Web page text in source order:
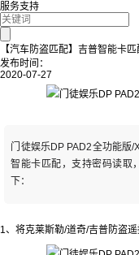
服务支持
【汽车防盗匹配】吉普智能卡
发布时间：
2020-07-27
门徒娱乐DP PAD2全功能版
智能卡匹配，支持密码读取
下：
1、将克莱斯勒/道奇/吉普防盗